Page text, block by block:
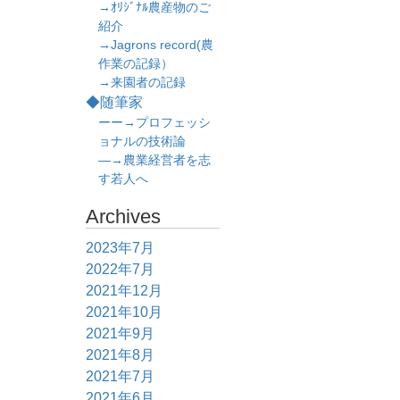
→ｵﾘｼﾞﾅﾙ農産物のご
紹介
→Jagrons record(農
作業の記録）
→来園者の記録
◆随筆家
ーー→プロフェッシ
ョナルの技術論
―→農業経営者を志
す若人へ
Archives
2023年7月
2022年7月
2021年12月
2021年10月
2021年9月
2021年8月
2021年7月